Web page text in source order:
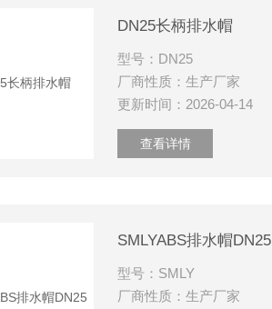
DN25长柄排水帽
型号：DN25
厂商性质：生产厂家
更新时间：2026-04-14
查看详情
SMLYABS排水帽DN25
型号：SMLY
厂商性质：生产厂家